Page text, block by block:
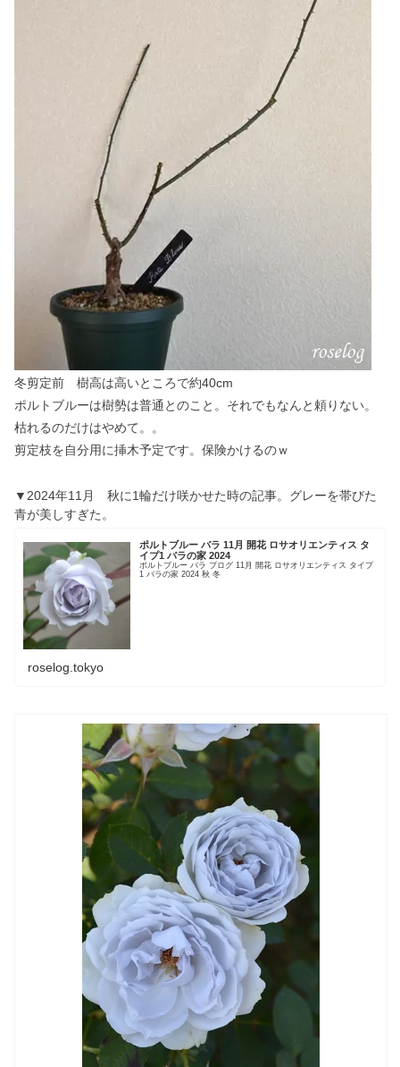
冬剪定前 樹高は高いところで約40cm
ポルトブルーは樹勢は普通とのこと。それでもなんと頼りない。
枯れるのだけはやめて。。
剪定枝を自分用に挿木予定です。保険かけるのｗ
▼2024年11月 秋に1輪だけ咲かせた時の記事。グレーを帯びた
青が美しすぎた。
ポルトブルー バラ 11月 開花 ロサオリエンティス タ
イプ1 バラの家 2024
ポルトブルー バラ ブログ 11月 開花 ロサオリエンティス タイプ
1 バラの家 2024 秋 冬
roselog.tokyo